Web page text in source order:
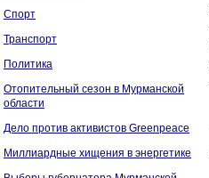
Спорт
Транспорт
Политика
Отопительный сезон в Мурманской
области
Дело против активистов Greenpeace
Миллиардные хищения в энергетике